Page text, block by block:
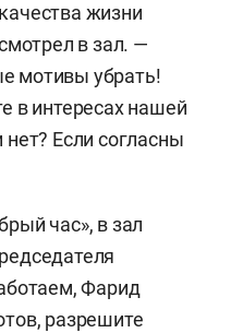
жизни
в зал. —
мотивы убрать!
в интересах нашей
Если согласны
час», в зал
Фарид
разрешите